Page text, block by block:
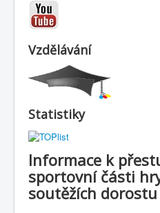
Vzdělávání
Statistiky
Informace k
sportovní části
soutěžích dorostu